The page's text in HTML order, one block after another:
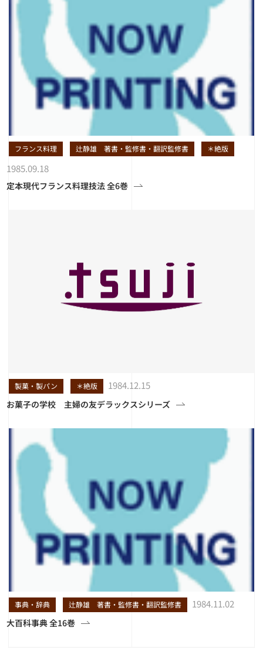
フランス料理 辻静雄 著書・監修書・翻訳監修書 ＊絶版
1985.09.18
定本現代フランス料理技法 全6巻
製菓・製パン ＊絶版 1984.12.15
お菓子の学校 主婦の友デラックスシリーズ
事典・辞典 辻静雄 著書・監修書・翻訳監修書 1984.11.02
大百科事典 全16巻